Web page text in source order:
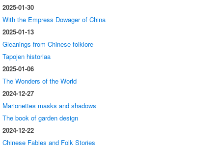
2025-01-30
With the Empress Dowager of China
2025-01-13
Gleanings from Chinese folklore
Tapojen historiaa
2025-01-06
The Wonders of the World
2024-12-27
Marionettes masks and shadows
The book of garden design
2024-12-22
Chinese Fables and Folk Stories